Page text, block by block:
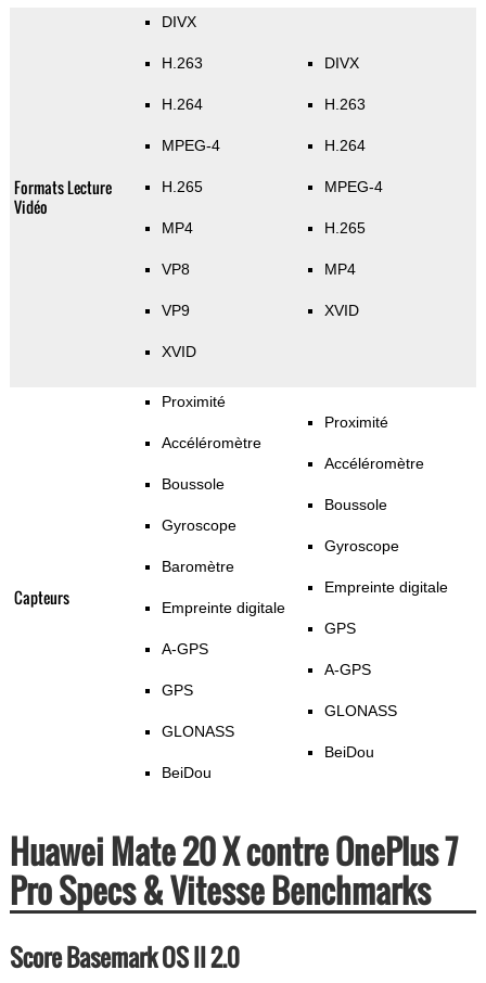
Formats Lecture
Vidéo
DIVX
H.263
H.264
MPEG-4
H.265
MP4
VP8
VP9
XVID
DIVX
H.263
H.264
MPEG-4
H.265
MP4
XVID
Capteurs
Proximité
Accéléromètre
Boussole
Gyroscope
Baromètre
Empreinte digitale
A-GPS
GPS
GLONASS
BeiDou
Proximité
Accéléromètre
Boussole
Gyroscope
Empreinte digitale
GPS
A-GPS
GLONASS
BeiDou
Huawei Mate 20 X contre OnePlus 7
Pro Specs & Vitesse Benchmarks
Score Basemark OS II 2.0